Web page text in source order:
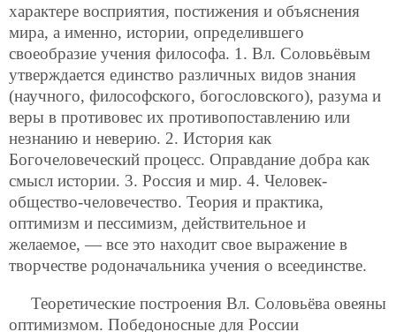
характере восприятия, постижения и объяснения
мира, а именно, истории, определившего
своеобразие учения философа. 1. Вл. Соловьёвым
утверждается единство различных видов знания
(научного, философского, богословского), разума и
веры в противовес их противопоставлению или
незнанию и неверию. 2. История как
Богочеловеческий процесс. Оправдание добра как
смысл истории. 3. Россия и мир. 4. Человек-
общество-человечество. Теория и практика,
оптимизм и пессимизм, действительное и
желаемое, — все это находит свое выражение в
творчестве родоначальника учения о всеединстве.
Теоретические построения Вл. Соловьёва овеяны
оптимизмом. Победоносные для России